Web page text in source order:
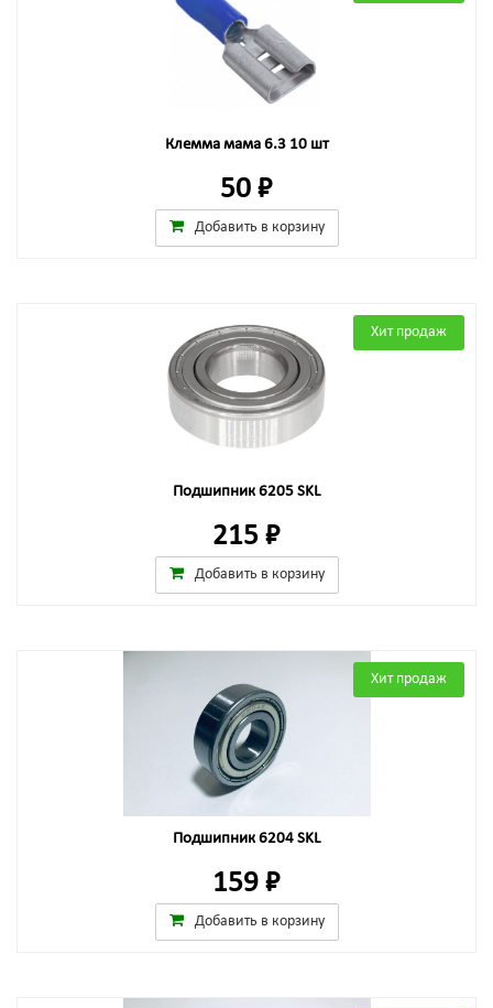
Клемма мама 6.3 10 шт
50 ₽
Добавить в корзину
Хит продаж
Подшипник 6205 SKL
215 ₽
Добавить в корзину
Хит продаж
Подшипник 6204 SKL
159 ₽
Добавить в корзину